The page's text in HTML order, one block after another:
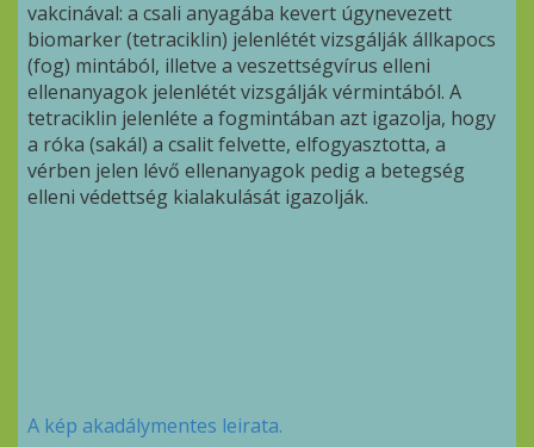
vakcinával: a csali anyagába kevert úgynevezett
biomarker (tetraciklin) jelenlétét vizsgálják állkapocs
(fog) mintából, illetve a veszettségvírus elleni
ellenanyagok jelenlétét vizsgálják vérmintából. A
tetraciklin jelenléte a fogmintában azt igazolja, hogy
a róka (sakál) a csalit felvette, elfogyasztotta, a
vérben jelen lévő ellenanyagok pedig a betegség
elleni védettség kialakulását igazolják.
A kép akadálymentes leirata.